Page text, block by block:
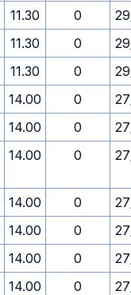
11.30 0
11.30 0
11.30 0
14.00 0
14.00 0
14.00 0
14.00 0
14.00 0
14.00 0
14.00 0